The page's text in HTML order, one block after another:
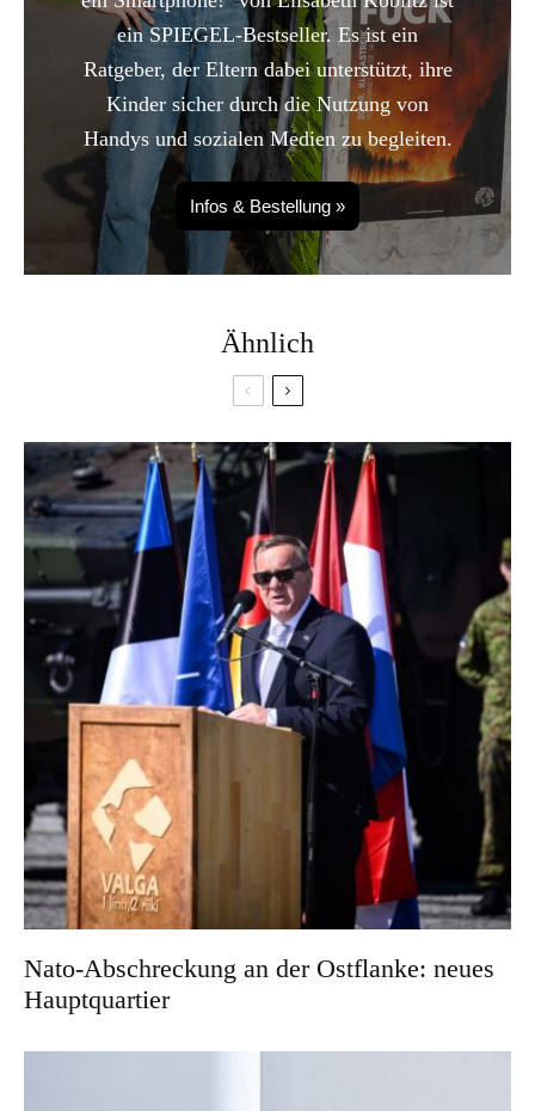
ein SPIEGEL-Bestseller. Es ist ein
Ratgeber, der Eltern dabei unterstützt, ihre
Kinder sicher durch die Nutzung von
Handys und sozialen Medien zu begleiten.
Infos & Bestellung »
Ähnlich
Nato-Abschreckung an der Ostflanke: neues
Hauptquartier